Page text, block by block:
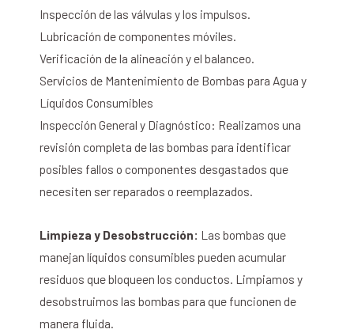
Inspección de las válvulas y los impulsos.
Lubricación de componentes móviles.
Verificación de la alineación y el balanceo.
Servicios de Mantenimiento de Bombas para Agua y
Líquidos Consumibles
Inspección General y Diagnóstico: Realizamos una
revisión completa de las bombas para identificar
posibles fallos o componentes desgastados que
necesiten ser reparados o reemplazados.
Limpieza y Desobstrucción: Las bombas que
manejan líquidos consumibles pueden acumular
residuos que bloqueen los conductos. Limpiamos y
desobstruimos las bombas para que funcionen de
manera fluida.